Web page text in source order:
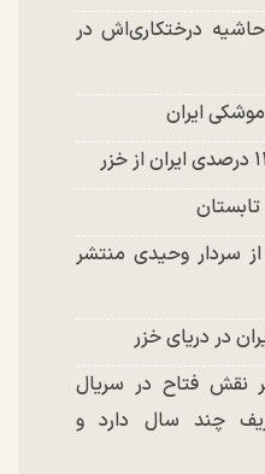
درختکاری‌اش در
موشکی ایران
سردار وحیدی منتشر
در دریای خزر
نقش فتاح در سریال
چند سال دارد و